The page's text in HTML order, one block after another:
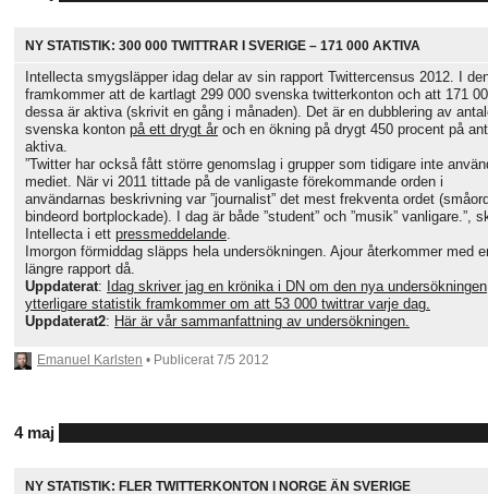
NY STATISTIK: 300 000 TWITTRAR I SVERIGE – 171 000 AKTIVA
Intellecta smygsläpper idag delar av sin rapport Twittercensus 2012. I
framkommer att de kartlagt 299 000 svenska twitterkonton och att 171
dessa är aktiva (skrivit en gång i månaden). Det är en dubblering av
svenska konton på ett drygt år och en ökning på drygt 450 procent på
aktiva.
”Twitter har också fått större genomslag i grupper som tidigare inte
mediet. När vi 2011 tittade på de vanligaste förekommande orden i
användarnas beskrivning var ”journalist” det mest frekventa ordet
bindeord bortplockade). I dag är både ”student” och ”musik” vanligare.”,
Intellecta i ett pressmeddelande
Imorgon förmiddag släpps hela undersökningen. Ajour återkommer med
längre rapport då.
Uppdaterat: Idag skriver jag en krönika i DN om den nya
ytterligare statistik framkommer om att 53 000 twittrar varje dag.
Uppdaterat2: Här är vår sammanfattning av undersökningen.
Emanuel Karlsten • Publicerat 7/5 2012
4 maj
NY STATISTIK: FLER TWITTERKONTON I NORGE ÄN SVERIGE